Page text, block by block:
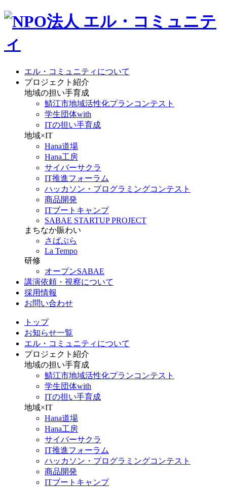
エル・コミュニティについて
プロジェクト紹介
地域の担い手育成
鯖江市地域活性化プランコンテスト
学生団体with
ITの担い手育成
地域×IT
Hana道場
Hana工房
サイバーサクラ
IT推進フォーラム
ハッカソン・プログラミングコンテスト
商品開発
ITブートキャンプ
SABAE STARTUP PROJECT
まちなか賑わい
さばぷら
La Tempo
研修
オープンSABAE
講演依頼・視察について
採用情報
お問い合わせ
トップ
お知らせ一覧
エル・コミュニティについて
プロジェクト紹介
地域の担い手育成
鯖江市地域活性化プランコンテスト
学生団体with
ITの担い手育成
地域×IT
Hana道場
Hana工房
サイバーサクラ
IT推進フォーラム
ハッカソン・プログラミングコンテスト
商品開発
ITブートキャンプ